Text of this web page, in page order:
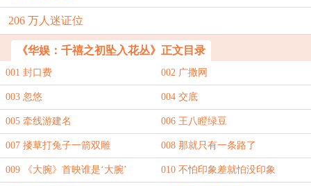
206 万人迷证位
《华娱：千禧之初坠入花丛》正文目录
001 封口费 002 广撒网
003 忽悠 004 交底
005 牵线游建名 006 王八瞪绿豆
007 搂草打兔子一箭双雕 008 那就只有一条路了
009 《大腕》首映谁是‘大腕’ 010 不怕印象差就怕没印象